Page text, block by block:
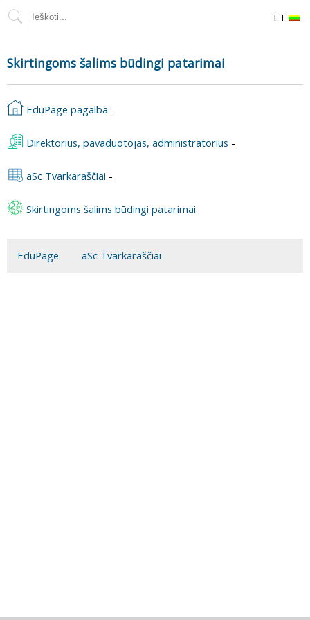
LT
Skirtingoms šalims būdingi patarimai
EduPage pagalba -
Direktorius, pavaduotojas, administratorius -
aSc Tvarkaraščiai -
Skirtingoms šalims būdingi patarimai
EduPage aSc Tvarkaraščiai